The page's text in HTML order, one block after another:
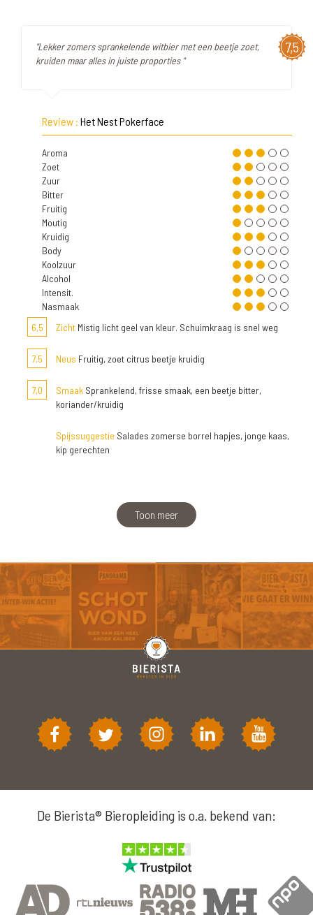
7,5
"Lekker zomers sprankelende witbier met een beetje zoet,
kruiden maar alles in juiste proporties "
Review : Het Nest Pokerface
Aroma
Zoet
Zuur
Bitter
Fruitig
Moutig
Kruidig
Body
Koolzuur
Alcohol
Intensit.
Nasmaak
6,5
Zicht Mistig licht geel van kleur. Schuimkraag is snel weg
7,5 Neus Fruitig, zoet citrus beetje kruidig
7,0 Smaak Sprankelend, frisse smaak, een beetje bitter,
koriander/kruidig
Spijssuggestie Salades zomerse borrel hapjes, jonge kaas,
kip gerechten
Toon meer
De Bierista® Bieropleiding is o.a. bekend van: